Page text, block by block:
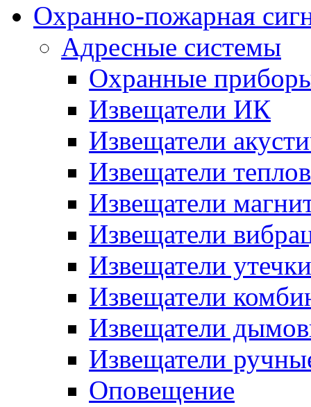
Охранно-пожарная
Адресные системы
Охранные
Извещатели ИК
Извещатели
Извещатели
Извещатели
Извещатели
Извещатели утечки
Извещатели
Извещатели
Извещатели
Оповещение